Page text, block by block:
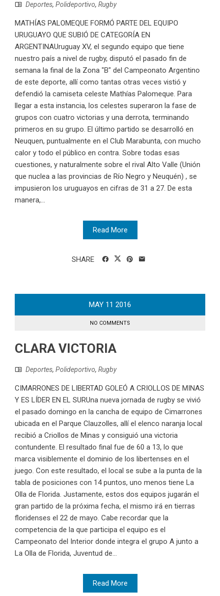
Deportes, Polideportivo, Rugby
MATHÍAS PALOMEQUE FORMÓ PARTE DEL EQUIPO
URUGUAYO QUE SUBIÓ DE CATEGORÍA EN
ARGENTINAUruguay XV, el segundo equipo que tiene
nuestro país a nivel de rugby, disputó el pasado fin de
semana la final de la Zona "B" del Campeonato Argentino
de este deporte, allí como tantas otras veces vistió y
defendió la camiseta celeste Mathías Palomeque. Para
llegar a esta instancia, los celestes superaron la fase de
grupos con cuatro victorias y una derrota, terminando
primeros en su grupo. El último partido se desarrolló en
Neuquen, puntualmente en el Club Marabunta, con mucho
calor y todo el público en contra. Sobre todas esas
cuestiones, y naturalmente sobre el rival Alto Valle (Unión
que nuclea a las provincias de Río Negro y Neuquén) , se
impusieron los uruguayos en cifras de 31 a 27. De esta
manera,...
Read More
SHARE
MAY 11 2016
NO COMMENTS
CLARA VICTORIA
Deportes, Polideportivo, Rugby
CIMARRONES DE LIBERTAD GOLEÓ A CRIOLLOS DE MINAS
Y ES LÍDER EN EL SURUna nueva jornada de rugby se vivió
el pasado domingo en la cancha de equipo de Cimarrones
ubicada en el Parque Clauzolles, allí el elenco naranja local
recibió a Criollos de Minas y consiguió una victoria
contundente. El resultado final fue de 60 a 13, lo que
marca visiblemente el dominio de los libertenses en el
juego. Con este resultado, el local se sube a la punta de la
tabla de posiciones con 14 puntos, uno menos tiene La
Olla de Florida. Justamente, estos dos equipos jugarán el
gran partido de la próxima fecha, el mismo irá en tierras
floridenses el 22 de mayo. Cabe recordar que la
competencia de la que participa el equipo es el
Campeonato del Interior donde integra el grupo A junto a
La Olla de Florida, Juventud de...
Read More